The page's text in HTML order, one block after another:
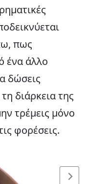
πως
ένα άλλο
δώσεις
διάρκεια της
τρέμεις μόνο
φορέσεις.